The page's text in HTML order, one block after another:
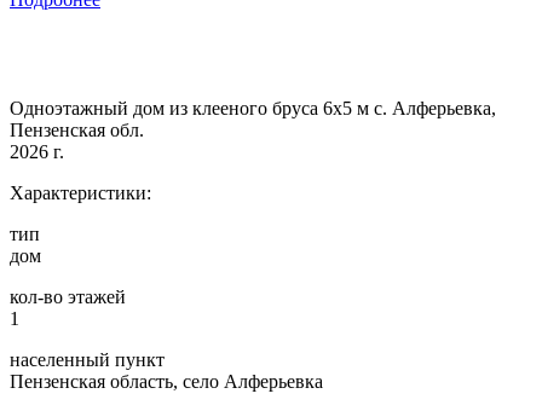
Одноэтажный дом из клееного бруса 6х5 м с. Алферьевка,
Пензенская обл.
2026 г.
Характеристики:
тип
дом
кол-во этажей
1
населенный пункт
Пензенская область, село Алферьевка